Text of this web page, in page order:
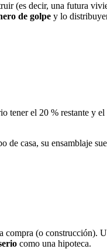
(es decir, una futura
de golpe y lo
tener el 20 % restante y
casa, su ensamblaje
compra (o construcción).
como una hipoteca.